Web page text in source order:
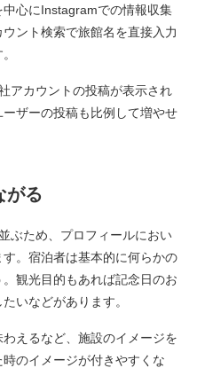
心にInstagramでの情報収集
ント検索で旅館名を直接入力
アカウントの投稿が表示され
ザーの投稿も比例して増やせ
がる
ぶため、プロフィールにおい
。宿泊者は基本的に何らかの
観光目的もあれば記念日のお
いなどがあります。
えるなど、施設のイメージを
のイメージが付きやすくな